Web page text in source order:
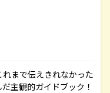
まで伝えきれなかった
主観的ガイドブック！